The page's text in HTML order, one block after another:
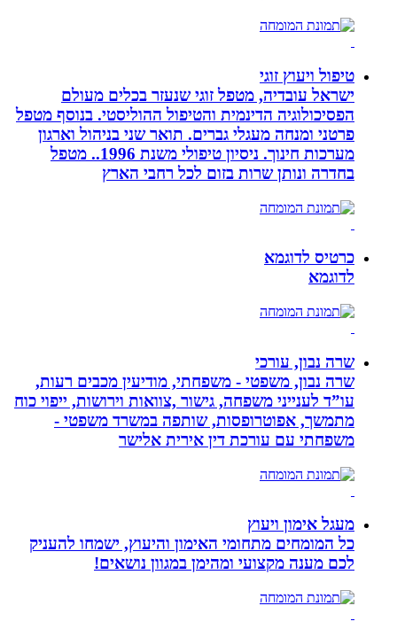
טיפול ויעוץ זוגי
ישראל עובדיה, מטפל זוגי שנעזר בכלים מעולם
הפסיכולוגיה הדינמית והטיפול ההוליסטי. בנוסף מטפל
פרטני ומנחה מעגלי גברים. תואר שני בניהול וארגון
מערכות חינוך. ניסיון טיפולי משנת 1996.. מטפל
בחדרה ונותן שרות בזום לכל רחבי הארץ
כרטיס לדוגמא
לדוגמא
שרה נבון, עורכי
שרה נבון, משפטי - משפחתי, מודיעין מכבים רעות,
עו”ד לענייני משפחה, גישור ,צוואות וירושות, ייפוי כוח
מתמשך, אפוטרופסות, שותפה במשרד משפטי -
משפחתי עם עורכת דין אירית אלישר
מעגל אימון ויעוץ
כל המומחים מתחומי האימון והיעוץ, ישמחו להעניק
לכם מענה מקצועי ומהימן במגוון נושאים!